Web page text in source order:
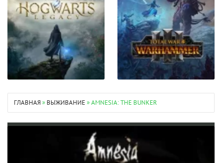
ГЛАВНАЯ» ВЫЖИВАНИЕ» AMNESIA: THE BUNKER